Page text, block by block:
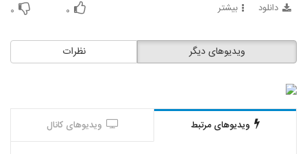
دانلود بیشتر ۰ ۰
نظرات ویدیوهای دیگر
ویدیوهای مرتبط ویدیوهای کانال